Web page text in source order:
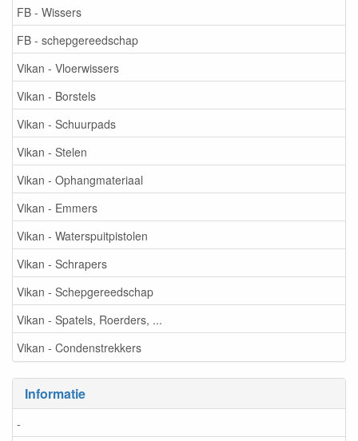
FB - Wissers
FB - schepgereedschap
Vikan - Vloerwissers
Vikan - Borstels
Vikan - Schuurpads
Vikan - Stelen
Vikan - Ophangmateriaal
Vikan - Emmers
Vikan - Waterspuitpistolen
Vikan - Schrapers
Vikan - Schepgereedschap
Vikan - Spatels, Roerders, ...
Vikan - Condenstrekkers
Informatie
-